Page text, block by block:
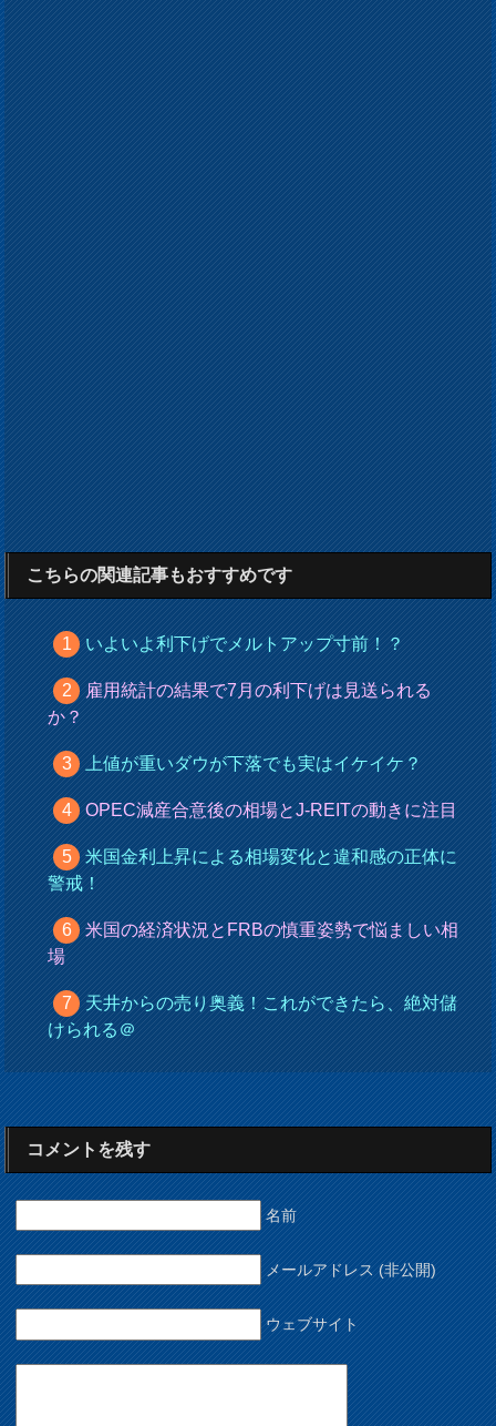
こちらの関連記事もおすすめです
いよいよ利下げでメルトアップ寸前！？
雇用統計の結果で7月の利下げは見送られる
か？
上値が重いダウが下落でも実はイケイケ？
OPEC減産合意後の相場とJ-REITの動きに注目
米国金利上昇による相場変化と違和感の正体に
警戒！
米国の経済状況とFRBの慎重姿勢で悩ましい相
場
天井からの売り奥義！これができたら、絶対儲
けられる＠
コメントを残す
名前
メールアドレス (非公開)
ウェブサイト